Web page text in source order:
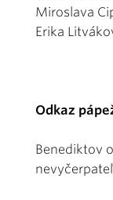
Miroslava
Erika
Odkaz
Benediktov